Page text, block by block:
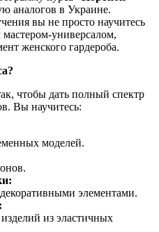
аналогов в Украине.
вы не просто научитесь
универсалом,
женского гардероба.
чтобы дать полный спектр
Вы научитесь:
моделей.
элементами.
из эластичных